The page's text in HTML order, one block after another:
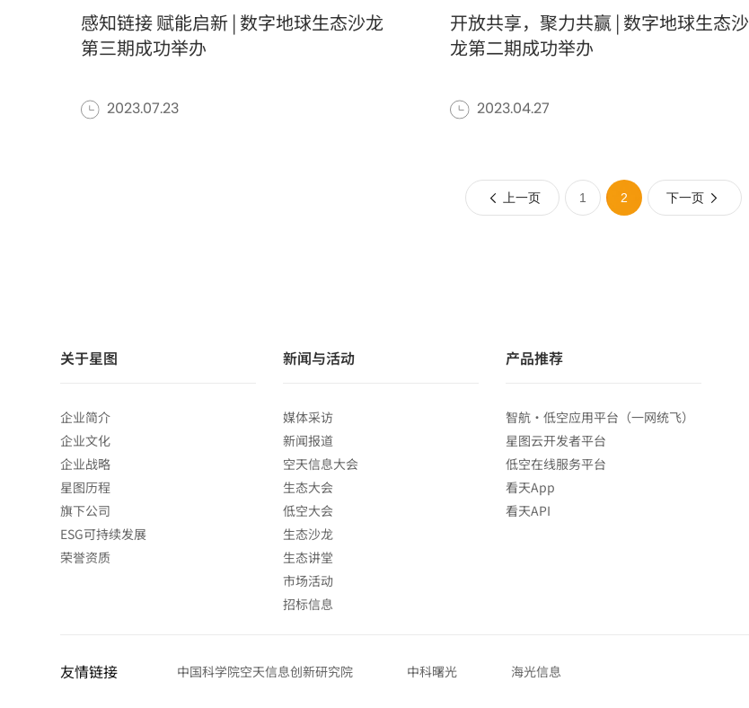
感知链接 赋能启新 | 数字地球生态沙龙
第三期成功举办
2023.07.23
开放共享，聚力共赢 | 数字地球生态沙
龙第二期成功举办
2023.04.27
上一页 1 2 下一页
关于星图
企业简介
企业文化
企业战略
星图历程
旗下公司
ESG可持续发展
荣誉资质
新闻与活动
媒体采访
新闻报道
空天信息大会
生态大会
低空大会
生态沙龙
生态讲堂
市场活动
招标信息
产品推荐
智航·低空应用平台（一网统飞）
星图云开发者平台
低空在线服务平台
看天App
看天API
友情链接 中国科学院空天信息创新研究院 中科曙光 海光信息